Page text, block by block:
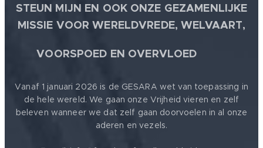
STEUN MIJN EN OOK ONZE GEZAMENLIJKE
MISSIE VOOR WERELDVREDE, WELVAART,
VOORSPOED EN OVERVLOED
Vanaf 1 januari 2026 is de GESARA wet van toepassing in
de hele wereld. We gaan onze Vrijheid vieren en zelf
beleven wanneer we dat zelf gaan doorvoelen in al onze
aderen en vezels.